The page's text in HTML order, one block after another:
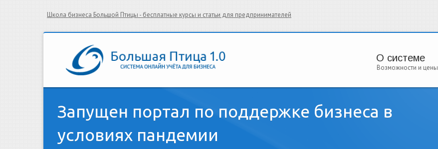
Школа бизнеса Большой Птицы - бесплатные курсы и статьи для предпринимателей
О системе
Возможности и цены
Запущен портал по поддержке бизнеса в
условиях пандемии